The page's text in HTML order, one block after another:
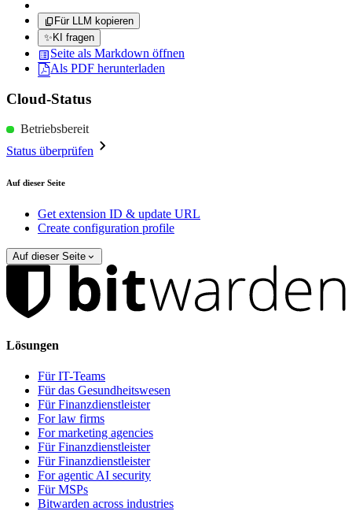
Für LLM kopieren
✨ KI fragen
Seite als Markdown öffnen
Als PDF herunterladen
Cloud-Status
Betriebsbereit
Status überprüfen
Auf dieser Seite
Get extension ID & update URL
Create configuration profile
Auf dieser Seite
Lösungen
Für IT-Teams
Für das Gesundheitswesen
Für Finanzdienstleister
For law firms
For marketing agencies
Für Finanzdienstleister
Für Finanzdienstleister
For agentic AI security
Für MSPs
Bitwarden across industries